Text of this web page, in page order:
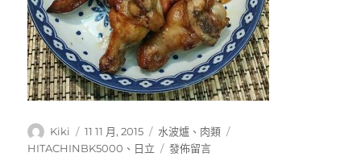
作
者
Kiki
發
佈
11 11 月, 2015
分
類
水波爐 、 肉類
HITACHINBK5000 、 日立
在
發佈留言